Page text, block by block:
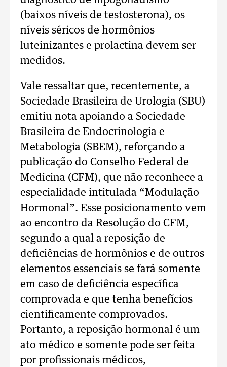
(baixos níveis de testosterona), os
níveis séricos de hormônios
luteinizantes e prolactina devem ser
medidos.
Vale ressaltar que, recentemente, a
Sociedade Brasileira de Urologia (SBU)
emitiu nota apoiando a Sociedade
Brasileira de Endocrinologia e
Metabologia (SBEM), reforçando a
publicação do Conselho Federal de
Medicina (CFM), que não reconhece a
especialidade intitulada “Modulação
Hormonal”. Esse posicionamento vem
ao encontro da Resolução do CFM,
segundo a qual a reposição de
deficiências de hormônios e de outros
elementos essenciais se fará somente
em caso de deficiência específica
comprovada e que tenha benefícios
cientificamente comprovados.
Portanto, a reposição hormonal é um
ato médico e somente pode ser feita
por profissionais médicos,